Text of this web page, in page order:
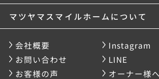
マツヤマスマイルホームについて
会社概要
Instagram
お問い合わせ
LINE
お客様の声
オーナー様へ